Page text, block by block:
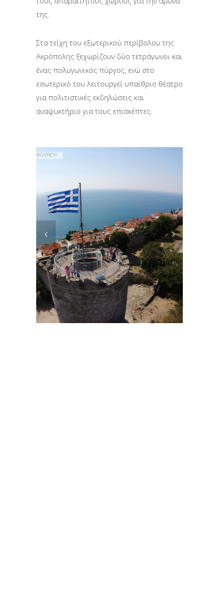
της.
Στα τείχη του εξωτερικού περίβολου της
Ακρόπολης ξεχωρίζουν δύο τετράγωνοι και
ένας πολυγωνικός πύργος, ενώ στο
εσωτερικό του λειτουργεί υπαίθριο θέατρο
για πολιτιστικές εκδηλώσεις και
αναψυκτήριο για τους επισκέπτες.